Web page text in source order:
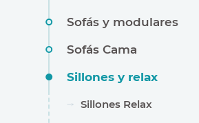
Sofás y modulares
Sofás Cama
Sillones y relax
Sillones Relax